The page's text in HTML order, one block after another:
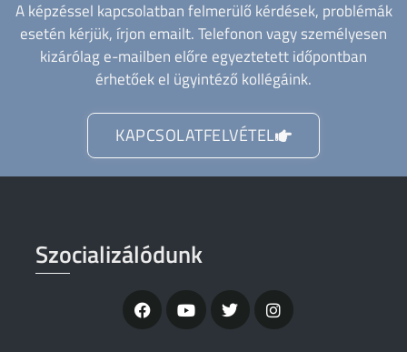
A képzéssel kapcsolatban felmerülő kérdések, problémák
esetén kérjük, írjon emailt. Telefonon vagy személyesen
kizárólag e-mailben előre egyeztetett időpontban
érhetőek el ügyintéző kollégáink.
KAPCSOLATFELVÉTEL
Szocializálódunk